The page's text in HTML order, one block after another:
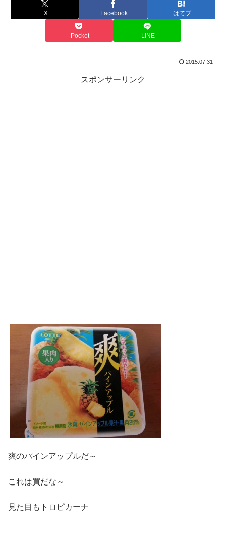
X Facebook はてブ
Pocket LINE
2015.07.31
スポンサーリンク
爽のパインアップルだ～
これは買だな～
見た目もトロピカーナ